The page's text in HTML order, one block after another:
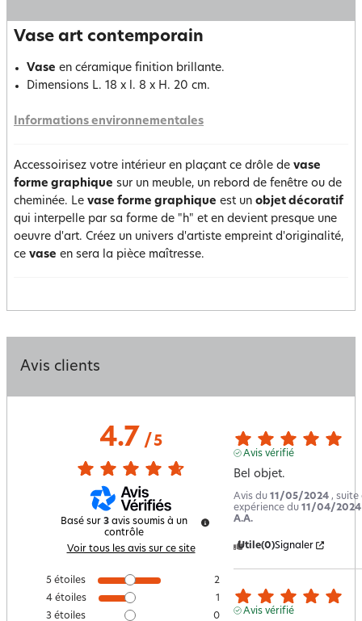
Vase art contemporain
Vase en céramique finition brillante.
Dimensions L. 18 x l. 8 x H. 20 cm.
Informations environnementales
Accessoirisez votre intérieur en plaçant ce drôle de vase
forme graphique sur un meuble, un rebord de fenêtre ou de
cheminée. Le vase forme graphique est un objet décoratif
qui interpelle par sa forme de "h" et en devient presque une
oeuvre d'art. Créez un univers d'artiste empreint d'originalité,
ce vase en sera la pièce maîtresse.
Avis clients
4.7/ 5
Basé sur 3 avis soumis à un
contrôle
Voir tous les avis sur ce site
5 étoiles
2
4 étoiles
1
3 étoiles
0
Avis vérifié
Bel objet.
Avis du 11/05/2024 , suite
expérience du 11/04/2024
A.A.
Utile(0)Signaler
Avis vérifié